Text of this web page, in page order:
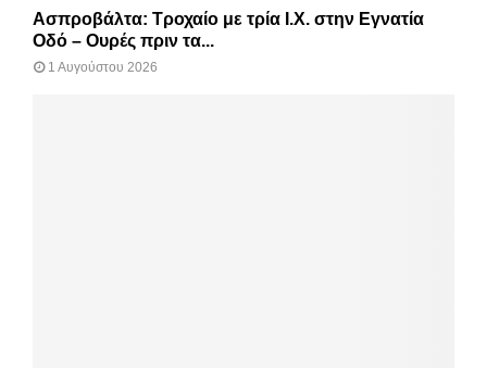
Ασπροβάλτα: Τροχαίο με τρία Ι.Χ. στην Εγνατία
Οδό – Ουρές πριν τα...
1 Αυγούστου 2026